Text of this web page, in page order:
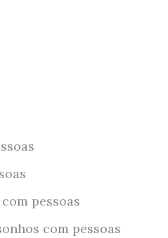
pessoas
com pessoas